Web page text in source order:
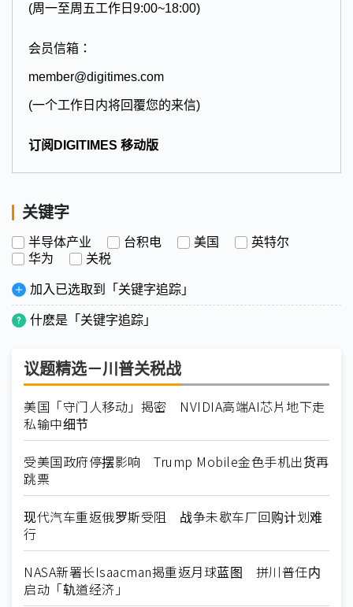
(周一至周五工作日9:00~18:00)
会员信箱：
member@digitimes.com
(一个工作日内将回覆您的来信)
订阅DIGITIMES 移动版
关键字
半导体产业 台积电 美国
英特尔
华为
关税
加入已选取到「关键字追踪」
什麽是「关键字追踪」
议题精选－川普关税战
美国「守门人移动」揭密 NVIDIA高端AI芯片地下走
私输中细节
受美国政府停摆影响 Trump Mobile金色手机出货再
跳票
现代汽车重返俄罗斯受阻 战争未歇车厂回购计划难
行
NASA新署长Isaacman揭重返月球蓝图 拼川普任内
启动「轨道经济」